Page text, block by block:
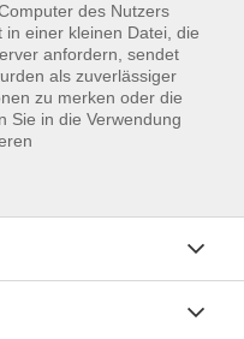
des Nutzers
einer kleinen Datei, die
anfordern, sendet
als zuverlässiger
zu merken oder die
Sie in die Verwendung